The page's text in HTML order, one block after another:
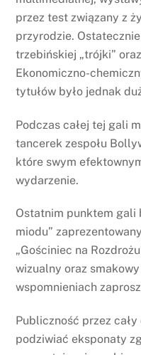
przez test związany z
przyrodzie.
trzebińskiej „trójki”
Ekonomiczno-
tytułów było jednak
Podczas całej tej gali
tancerek zespołu
które swym
wydarzenie.
Ostatnim punktem gali
miodu”
„Gościniec na
wizualny oraz
wspomnieniach
Publiczność przez
podziwiać eksponaty